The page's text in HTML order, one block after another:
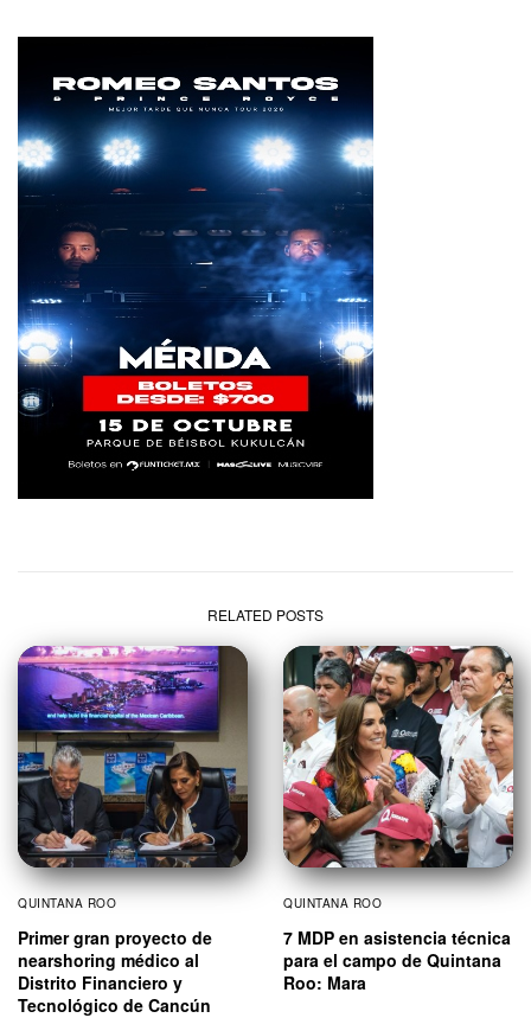
RELATED POSTS
QUINTANA ROO
Primer gran proyecto de
nearshoring médico al
Distrito Financiero y
Tecnológico de Cancún
QUINTANA ROO
7 MDP en asistencia técnica
para el campo de Quintana
Roo: Mara